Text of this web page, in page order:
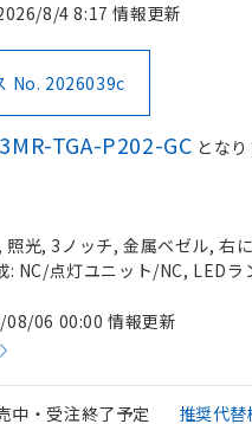
8/4 8:17 情報更新
No. 2026039c
TGA-P202-GC とな
光, 3ノッチ, 金属ベゼル, 右
: NC/点灯ユニット/NC, LED
08/06 00:00 情報更新
中・受注終了予定 推奨代